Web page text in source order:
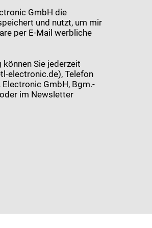
GmbH die
und nutzt, um mir
per E-Mail werbliche
Sie jederzeit
electronic.de), Telefon
GmbH, Bgm.-
im Newsletter